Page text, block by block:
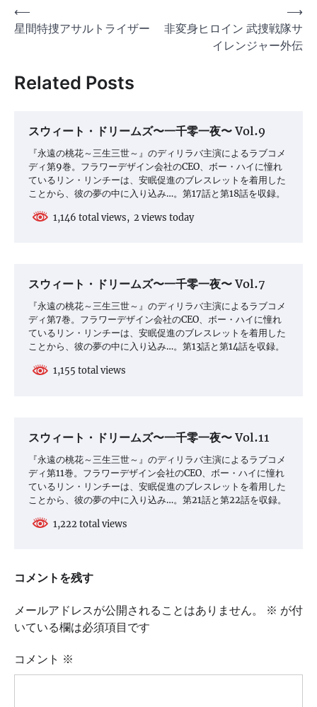
投
稿
ビ
ョ
⟵
星間特捜アサルトライザー
非変身ヒロイン 武捜戦隊サ
イレンジャー外伝
⟶
Related Posts
スウィート・ドリームズ〜一千零一夜〜 Vol.9
『永遠の桃花～三生三世～』のディリラバ主演によるラブコメ
ディ第9巻。フラワーデザイン会社のCEO、ボー・ハイに憧れ
ているリン・リンチーは、安眠促進のブレスレットを着用した
ことから、彼の夢の中に入り込み…。第17話と第18話を収録。
1,146 total views, 2 views today
スウィート・ドリームズ〜一千零一夜〜 Vol.7
『永遠の桃花～三生三世～』のディリラバ主演によるラブコメ
ディ第7巻。フラワーデザイン会社のCEO、ボー・ハイに憧れ
ているリン・リンチーは、安眠促進のブレスレットを着用した
ことから、彼の夢の中に入り込み…。第13話と第14話を収録。
1,155 total views
スウィート・ドリームズ〜一千零一夜〜 Vol.11
『永遠の桃花～三生三世～』のディリラバ主演によるラブコメ
ディ第11巻。フラワーデザイン会社のCEO、ボー・ハイに憧れ
ているリン・リンチーは、安眠促進のブレスレットを着用した
ことから、彼の夢の中に入り込み…。第21話と第22話を収録。
1,222 total views
コメントを残す
メールアドレスが公開されることはありません。 ※ が付
いている欄は必須項目です
コメント ※